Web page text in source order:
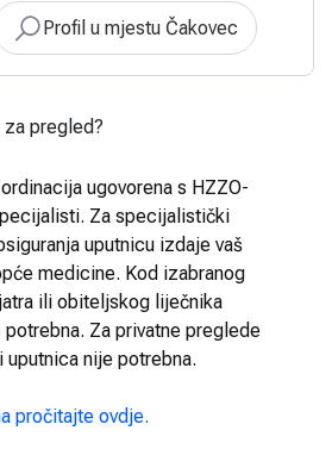
Profil u mjestu Čakovec
pregled?
ugovorena s HZZO-
Za specijalistički
uputnicu izdaje vaš
medicine. Kod izabranog
ili obiteljskog liječnika
potrebna. Za privatne preglede
uputnica nije potrebna.
pročitajte ovdje.